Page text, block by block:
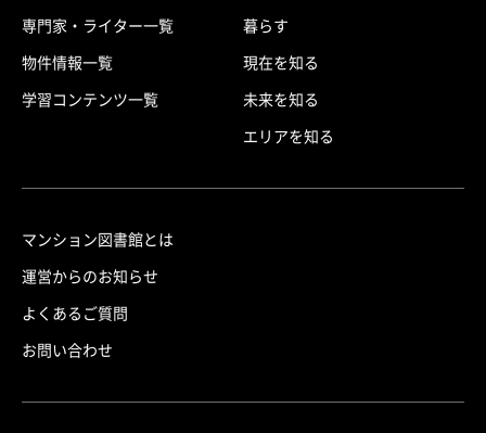
専門家・ライター一覧
物件情報一覧
学習コンテンツ一覧
暮らす
現在を知る
未来を知る
エリアを知る
マンション図書館とは
運営からのお知らせ
よくあるご質問
お問い合わせ